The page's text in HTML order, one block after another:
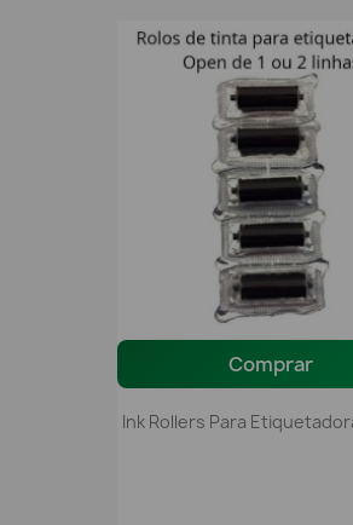
Comprar
Ink Rollers Para